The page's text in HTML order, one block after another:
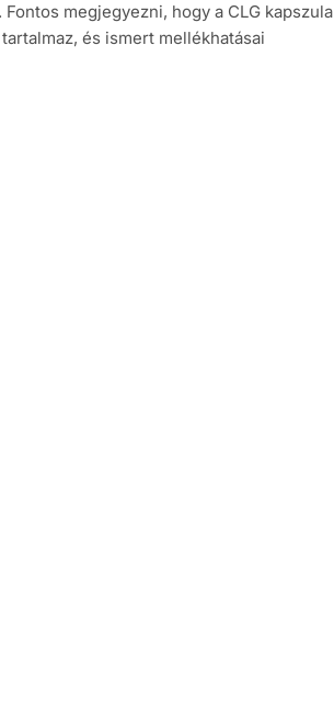
megjegyezni, hogy a CLG kapszula
és ismert mellékhatásai